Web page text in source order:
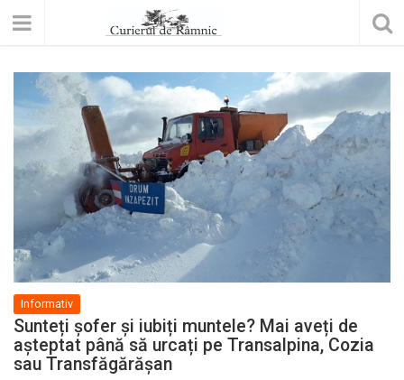
Informativ
Sunteți șofer și iubiți muntele? Mai aveți de
așteptat până să urcați pe Transalpina, Cozia
sau Transfăgărășan